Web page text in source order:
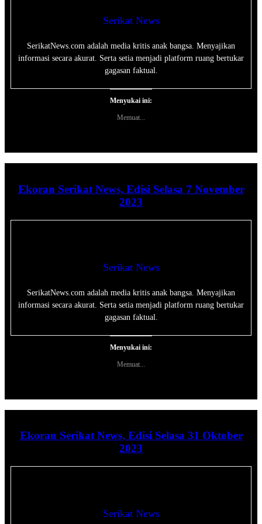
Serikat News
SerikatNews.com adalah media kritis anak bangsa. Menyajikan
informasi secara akurat. Serta setia menjadi platform ruang bertukar
gagasan faktual.
Menyukai ini:
Memuat...
Ekoran Serikat News, Edisi Selasa 7 November
2023
Serikat News
SerikatNews.com adalah media kritis anak bangsa. Menyajikan
informasi secara akurat. Serta setia menjadi platform ruang bertukar
gagasan faktual.
Menyukai ini:
Memuat...
Ekoran Serikat News, Edisi Selasa 31 Oktober
2023
Serikat News